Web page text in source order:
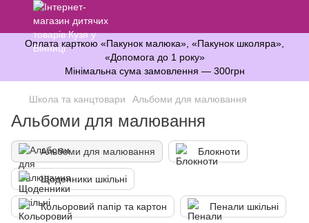
Оплата карткою «Пакунок малюка», «Пакунок школяра»,
«Допомога до 1 року»
Мінімальна сума замовлення — 300грн
Школа та канцтовари Альбоми для малювання
Альбоми для малювання
Альбоми для малювання Блокноти
Щоденники шкільні
Кольоровий папір та картон Пенали шкільні